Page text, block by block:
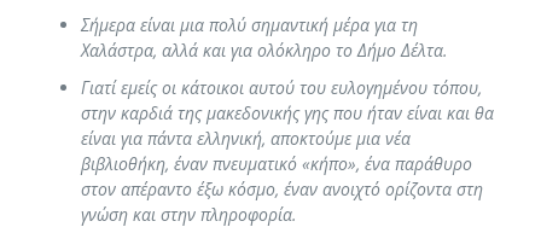
Σήμερα είναι μια πολύ σημαντική μέρα για τη
Χαλάστρα, αλλά και για ολόκληρο το Δήμο Δέλτα.
Γιατί εμείς οι κάτοικοι αυτού του ευλογημένου τόπου,
στην καρδιά της μακεδονικής γης που ήταν είναι και θα
είναι για πάντα ελληνική, αποκτούμε μια νέα
βιβλιοθήκη, έναν πνευματικό «κήπο», ένα παράθυρο
στον απέραντο έξω κόσμο, έναν ανοιχτό ορίζοντα στη
γνώση και στην πληροφορία.